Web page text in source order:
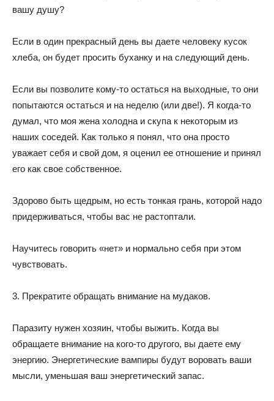
вашу душу?
Если в один прекрасный день вы даете человеку кусок
хлеба, он будет просить буханку и на следующий день.
Если вы позволите кому-то остаться на выходные, то они
попытаются остаться и на неделю (или две!). Я когда-то
думал, что моя жена холодна и скупа к некоторым из
наших соседей. Как только я понял, что она просто
уважает себя и свой дом, я оценил ее отношение и принял
его как свое собственное.
Здорово быть щедрым, но есть тонкая грань, которой надо
придерживаться, чтобы вас не растоптали.
Научитесь говорить «нет» и нормально себя при этом
чувствовать.
3. Прекратите обращать внимание на мудаков.
Паразиту нужен хозяин, чтобы выжить. Когда вы
обращаете внимание на кого-то другого, вы даете ему
энергию. Энергетические вампиры будут воровать ваши
мысли, уменьшая ваш энергетический запас.